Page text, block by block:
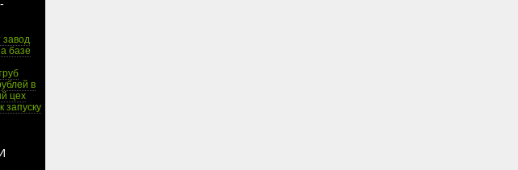
завод
базе
в
цех
запуску